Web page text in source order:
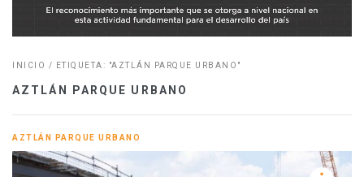
INICIO / ETIQUETA: "AZTLÁN PARQUE URBANO"
AZTLÁN PARQUE URBANO
AZTLÁN PARQUE URBANO